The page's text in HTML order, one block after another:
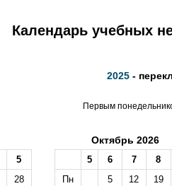
Календарь учебных
2025 -
Первым
5
28
Октябрь 2026
5 6 7
8
Пн
5 12
19